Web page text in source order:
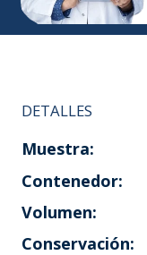
DETALLES
Muestra:
Contenedor:
Volumen:
Conservación: